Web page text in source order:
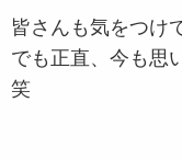
皆さんも気をつけ
でも正直、今も思
笑